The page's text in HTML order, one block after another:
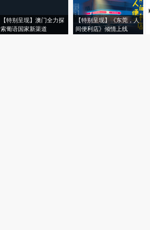
【特别呈现】澳门全力探
索葡语国家新渠道
【特别呈现】《东莞，人
间便利店》倾情上线